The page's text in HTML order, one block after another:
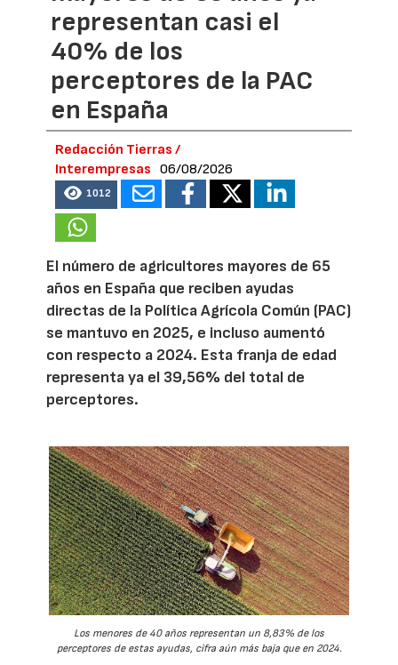
representan casi el
40% de los
perceptores de la PAC
en España
Redacción Tierras /
Interempresas
06/08/2026
1012
El número de agricultores mayores de 65
años en España que reciben ayudas
directas de la Política Agrícola Común (PAC)
se mantuvo en 2025, e incluso aumentó
con respecto a 2024. Esta franja de edad
representa ya el 39,56% del total de
perceptores.
Los menores de 40 años representan un 8,83% de los
perceptores de estas ayudas, cifra aún más baja que en 2024.